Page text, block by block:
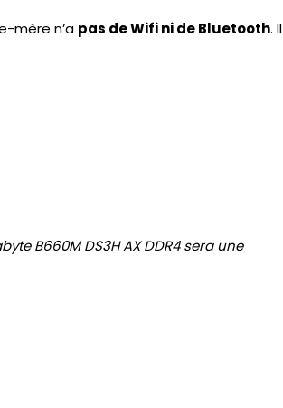
mère n’a pas de Wifi ni de Bluetooth. Il
B660M DS3H AX DDR4 sera une